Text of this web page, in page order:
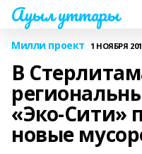
Ауыл уттары
Милли проект 1 НОЯБРЯ
В
«Эко-Сити»
новые